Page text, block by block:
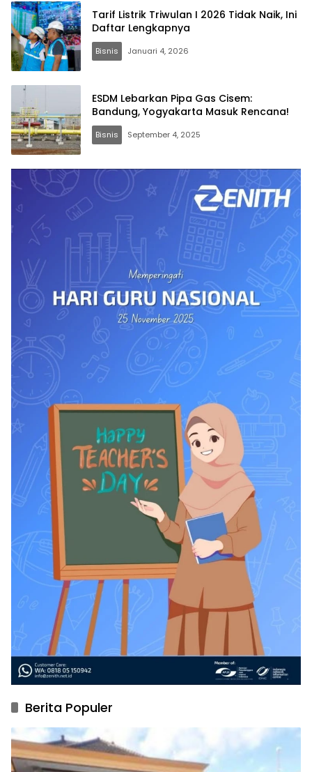
Tarif Listrik Triwulan I 2026 Tidak Naik, Ini
Daftar Lengkapnya
Bisnis Januari 4, 2026
ESDM Lebarkan Pipa Gas Cisem:
Bandung, Yogyakarta Masuk Rencana!
Bisnis September 4, 2025
Berita Populer